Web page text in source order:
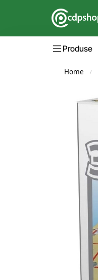
Produse
Home /